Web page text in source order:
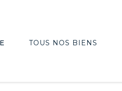
TOUS NOS BIENS